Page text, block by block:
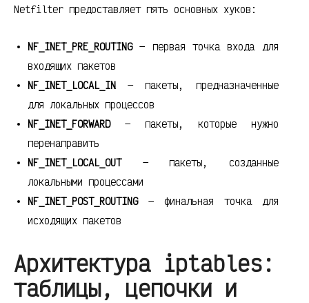
Netfilter предоставляет пять основных хуков:
NF_INET_PRE_ROUTING— первая точка входа для
входящих пакетов
NF_INET_LOCAL_IN — пакеты, предназначенные
для локальных процессов
NF_INET_FORWARD— пакеты, которые нужно
перенаправить
NF_INET_LOCAL_OUT— пакеты, созданные
локальными процессами
NF_INET_POST_ROUTING— финальная точка для
исходящих пакетов
Архитектура iptables:
таблицы, цепочки и